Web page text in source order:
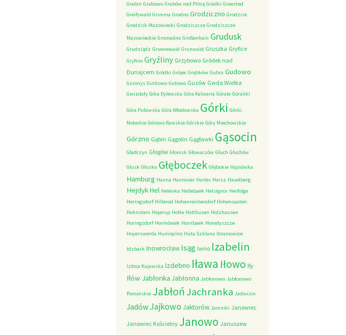
Grabin Grabowo Grabów nad Pilicą Gradki Graested
Greifswald Grimma Grodno Grodziczno Grodzisk
Grodzisk Mazowiecki Grodziszcze Grodziszcze
Mazowieckie Gromadno Großenhain Grudusk
Grudziądz Gruenewald Grunwald Gruszka Gryfice
Gryfino Gryźliny Grzybowo Gródek nad
Dunajcem Gródki Grójec Grębków Gubin Gudowo
Guronys Gutkowo Gutowo Guzów Gwda Wielka
Gwizdały Góra Dylewska Góra Kalwaria Górale Góraliki
Góra Puławska Góra Włodowska Górki Górki
Noteckie Górowo Iławskie Górskie Góry Miechowskie
Górzno Gąbin Gągolin Gągławki Gąsocin
Gładczyn Głogów Głomsk Głowaczów Głuch Głuchów
Głusk Głusko Głęboczek Głębokie Hajnówka
Hamburg Hanna Hannover Harlev Harsz Havelberg
HejdykHel Helenka Hellebaek Helsignor Herfolge
Heringsdorf Hillerod Hohenreichendorf Hohensaaten
Hohnstein Hojerup Holte Holthusen Holzhausen
Horingsdorf Hormówek Hornbaek Horodyszcze
Hoyerswerda Humięcino Huta Szklana Ibramowice
Idzbark Inowrocław Isąg Iwno Izabelin
Izbica Kujawska Izdebno Iława Iłowo Iły
Iłów Jabłonka Jabłonna Jabłonowo Jabłonowo
Pomorskie JabłońJachranka Jadwisin
JadówJajkowo Jaktorów Jamniki Janowiec
Janowiec Kościelny Janowo Januszew